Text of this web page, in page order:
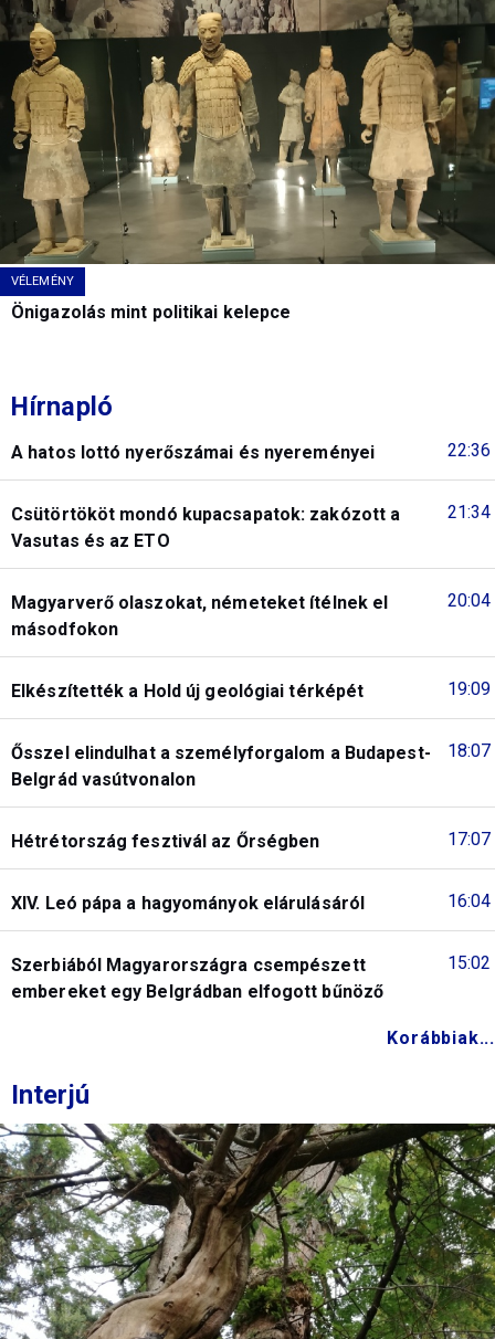
VÉLEMÉNY
Önigazolás mint politikai kelepce
Hírnapló
22:36
A hatos lottó nyerőszámai és nyereményei
21:34
Csütörtököt mondó kupacsapatok: zakózott a
Vasutas és az ETO
20:04
Magyarverő olaszokat, németeket ítélnek el
másodfokon
19:09
Elkészítették a Hold új geológiai térképét
18:07
Ősszel elindulhat a személyforgalom a Budapest-
Belgrád vasútvonalon
17:07
Hétrétország fesztivál az Őrségben
16:04
XIV. Leó pápa a hagyományok elárulásáról
15:02
Szerbiából Magyarországra csempészett
embereket egy Belgrádban elfogott bűnöző
Korábbiak...
Interjú